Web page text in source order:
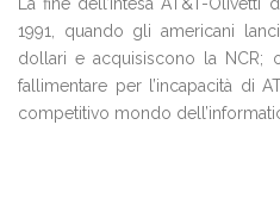
1991, quando gli americani
dollari e acquisiscono la NCR;
fallimentare per l’incapacità di
competitivo mondo